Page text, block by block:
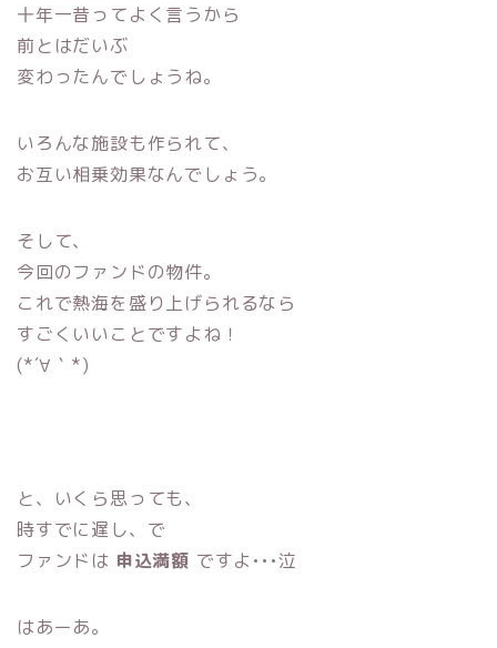
十年一昔ってよく言うから
前とはだいぶ
変わったんでしょうね。
いろんな施設も作られて、
お互い相乗効果なんでしょう。
そして、
今回のファンドの物件。
これで熱海を盛り上げられるなら
すごくいいことですよね！
(*´∀｀*)
と、いくら思っても、
時すでに遅し、で
ファンドは 申込満額 ですよ•••泣
はあーあ。